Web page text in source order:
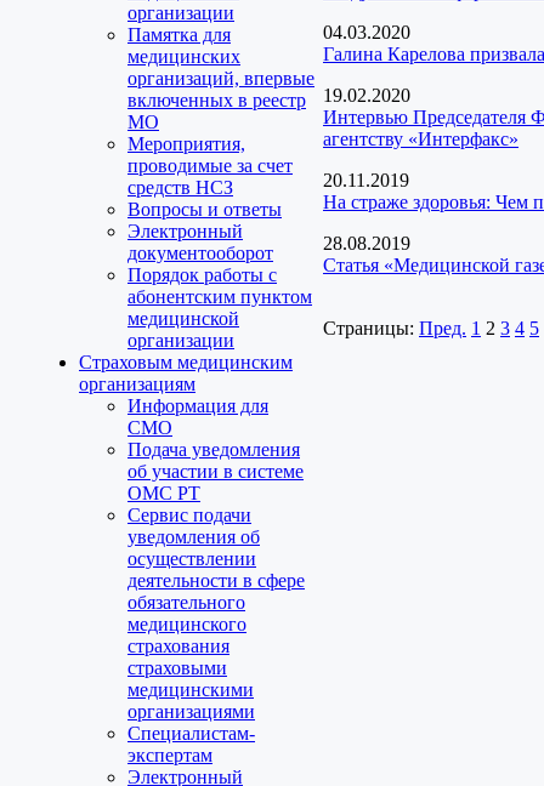
организации
Памятка для
медицинских
организаций, впервые
включенных в реестр
МО
Мероприятия,
проводимые за счет
средств НСЗ
Вопросы и ответы
Электронный
документооборот
Порядок работы с
абонентским пунктом
медицинской
организации
Страховым медицинским
организациям
Информация для
СМО
Подача уведомления
об участии в системе
ОМС РТ
Сервис подачи
уведомления об
осуществлении
деятельности в сфере
обязательного
медицинского
страхования
страховыми
медицинскими
организациями
Специалистам-
экспертам
Электронный
04.03.2020
Галина Карелова
19.02.2020
Интервью Председателя
агентству «Интерфакс»
20.11.2019
На страже здоровья: Чем
28.08.2019
Статья «Медицинской
Страницы: Пред. 1 2 3 4 5